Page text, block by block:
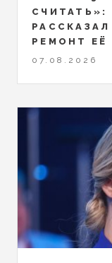
СЧИТАТЬ»:
РЕМОНТ ЕЁ
07.08.2026